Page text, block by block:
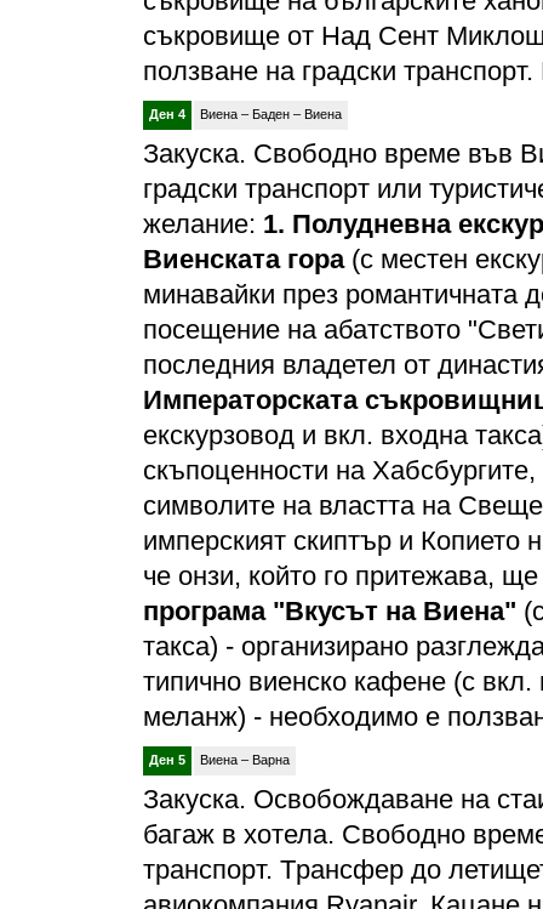
съкровище от Над Сент
ползване на градски
Ден 4 Виена – Баден – Виена
Закуска. Свободно време във
градски транспорт или
желание: 1. Полудневна
Виенската гора (с местен
минавайки през романтичната
посещение на абатството
последния владетел от
Императорската
екскурзовод и вкл. входна
скъпоценности на
символите на властта на
имперският скиптър и Копието
че онзи, който го притежава,
програма "Вкусът на Виена"
такса) - организирано
типично виенско кафене (с
меланж) - необходимо е
Ден 5 Виена – Варна
Закуска. Освобождаване на
багаж в хотела. Свободно
транспорт. Tрансфер до